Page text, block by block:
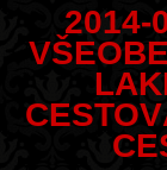
2014-